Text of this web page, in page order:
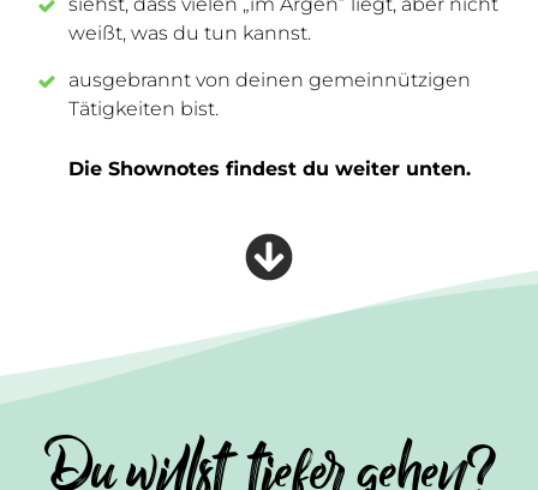
weißt, was du tun kannst.
ausgebrannt von deinen gemeinnützigen
Tätigkeiten bist.
Die Shownotes findest du weiter unten.